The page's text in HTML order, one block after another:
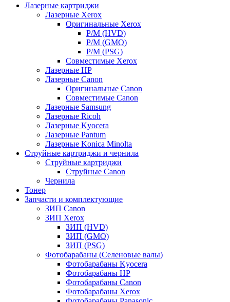
Лазерные картриджи
Лазерные Xerox
Оригинальные Xerox
Р/М (HVD)
Р/М (GMO)
Р/М (PSG)
Совместимые Xerox
Лазерные HP
Лазерные Canon
Оригинальные Canon
Совместимые Canon
Лазерные Samsung
Лазерные Ricoh
Лазерные Kyocera
Лазерные Pantum
Лазерные Konica Minolta
Струйные картриджи и чернила
Струйные картриджи
Струйные Canon
Чернила
Тонер
Запчасти и комплектующие
ЗИП Canon
ЗИП Xerox
ЗИП (HVD)
ЗИП (GMO)
ЗИП (PSG)
Фотобарабаны (Селеновые валы)
Фотобарабаны Kyocera
Фотобарабаны HP
Фотобарабаны Canon
Фотобарабаны Xerox